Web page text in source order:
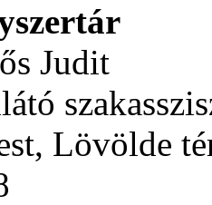
Judit
Lövölde